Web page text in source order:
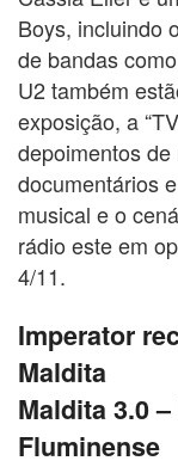
Boys, incluindo
de bandas
U2 também
exposição, a
depoimentos
documentários
musical e o
rádio este em
4/11.
Imperator
Maldita
Maldita 3.0
Fluminense